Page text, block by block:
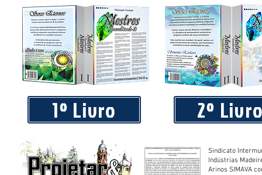
Praça 04 de Julho recebe novos equipamentos de
livre
1º Livro 2º
Sindicato
Indústrias
Arinos SIMAVA convoca à